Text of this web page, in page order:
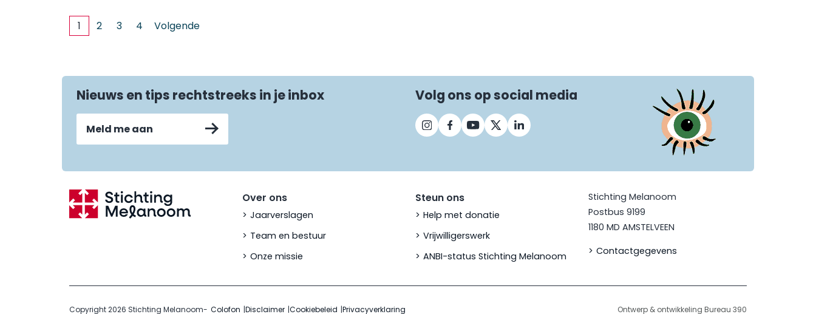
1 2 3 4 Volgende
Nieuws en tips rechtstreeks in je inbox
Meld me aan
Volg ons op social media
Over ons
Jaarverslagen
Team en bestuur
Onze missie
Steun ons
Help met donatie
Vrijwilligerswerk
ANBI-status Stichting Melanoom
Stichting Melanoom
Postbus 9199
1180 MD AMSTELVEEN
Contactgegevens
Copyright 2026 Stichting Melanoom- Colofon Disclaimer Cookiebeleid Privacyverklaring Ontwerp & ontwikkeling Bureau 390